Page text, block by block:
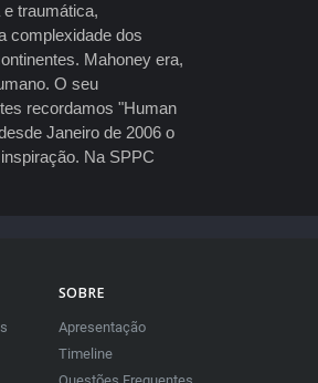
traumática,
complexidade dos
Mahoney era,
O seu
recordamos "Human
Janeiro de 2006 o
Na SPPC
SOBRE
Apresentação
Timeline